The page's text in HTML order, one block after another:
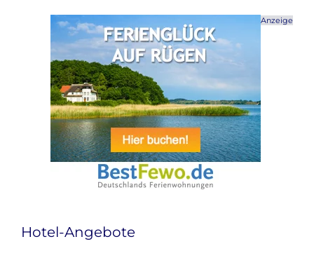
Anzeige
Hotel-Angebote